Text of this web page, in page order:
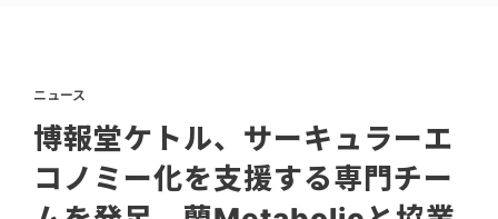
ニュース
博報堂ケトル、サーキュラーエ
コノミー化を支援する専門チー